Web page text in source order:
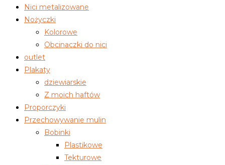
Nici metalizowane
Nożyczki
Kolorowe
Obcinaczki do nici
outlet
Plakaty
dziewiarskie
Z moich haftów
Proporczyki
Przechowywanie mulin
Bobinki
Plastikowe
Tekturowe